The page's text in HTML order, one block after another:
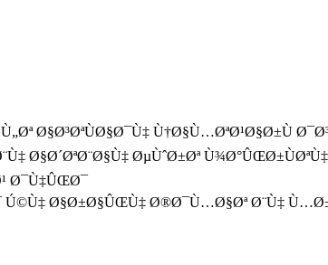
Ø§Ø³ØªÙØ§Ø¯Ù‡ Ù†Ø§Ù…ØªØ¹Ø§Ø±Ù
Ø§Ø´ØªØ¨Ø§Ù‡ ØµÙˆØ±Øª
Ø¯Ù‡ÛŒØ¯
Ú©Ù‡ Ø§Ø±Ø§ÛŒÙ‡ Ø®Ø¯Ù…Ø§Øª Ø¨Ù‡